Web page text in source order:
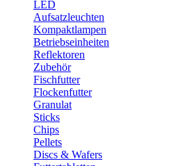
LED
Aufsatzleuchten
Kompaktlampen
Betriebseinheiten
Reflektoren
Zubehör
Fischfutter
Flockenfutter
Granulat
Sticks
Chips
Pellets
Discs & Wafers